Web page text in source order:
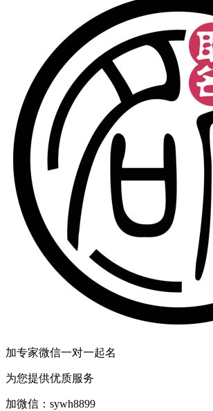
加专家微信一对一起名
为您提供优质服务
加微信： sywh8899